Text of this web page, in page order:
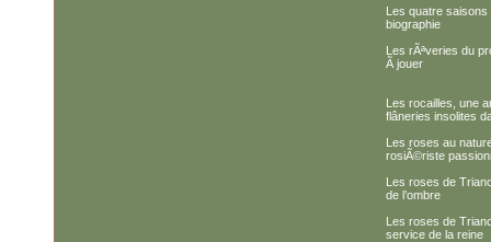
Les quatre saisons
biographie
Les rÃªveries du
Ã jouer
Les rocailles, une
flâneries insolites
Les roses au
rosiÃ©riste
Les roses de
de l’ombre
Les roses de
service de la reine